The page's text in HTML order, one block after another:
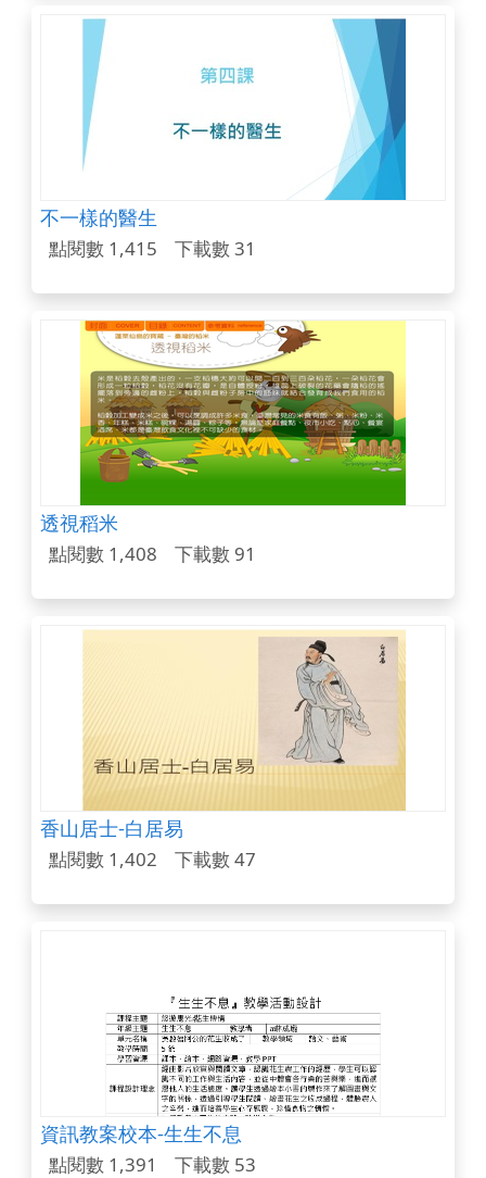
不一樣的醫生
點閱數 1,415 下載數 31
透視稻米
點閱數 1,408 下載數 91
香山居士-白居易
點閱數 1,402 下載數 47
資訊教案校本-生生不息
點閱數 1,391 下載數 53